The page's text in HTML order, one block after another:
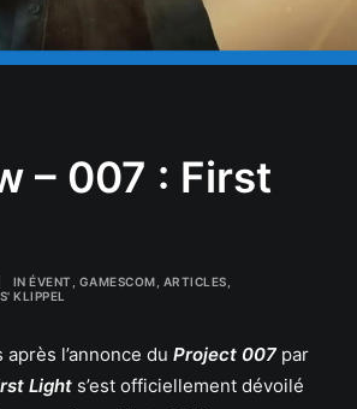
– 007 : First
IN ÉVENT GAMESCOM ARTICLES
KLIPPEL
l’annonce du Project 007 par
Light s’est officiellement dévoilé